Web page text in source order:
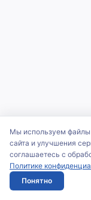
Мы используем файлы
сайта и улучшения
соглашаетесь с
Политике
Понятно